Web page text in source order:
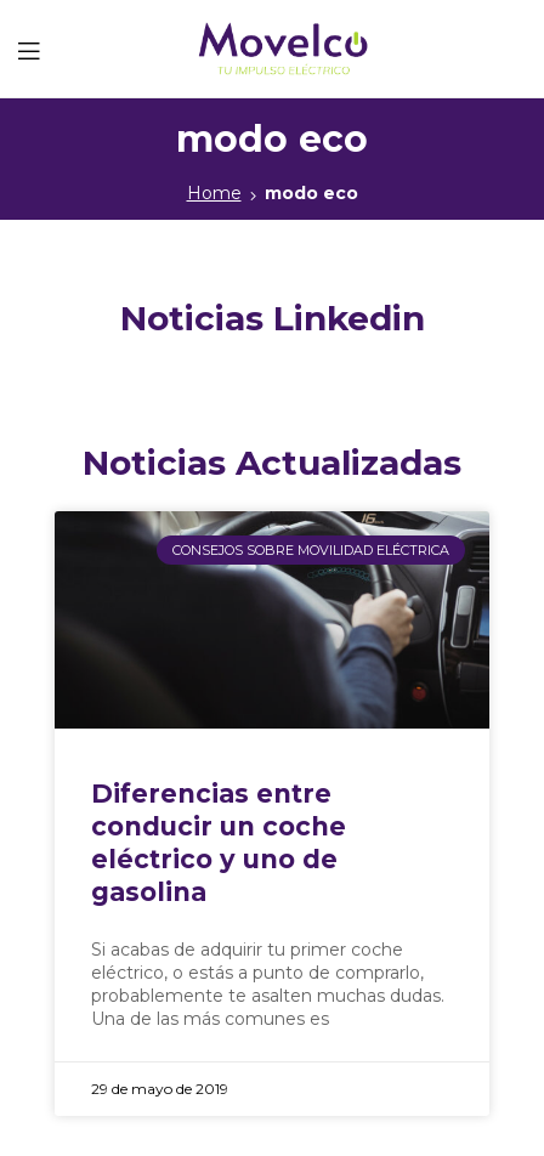
Movelco
modo eco
Home modo eco
Noticias Linkedin
Noticias Actualizadas
CONSEJOS SOBRE MOVILIDAD ELÉCTRICA
Diferencias entre
conducir un coche
eléctrico y uno de
gasolina
Si acabas de adquirir tu primer coche
eléctrico, o estás a punto de comprarlo,
probablemente te asalten muchas dudas.
Una de las más comunes es
29 de mayo de 2019